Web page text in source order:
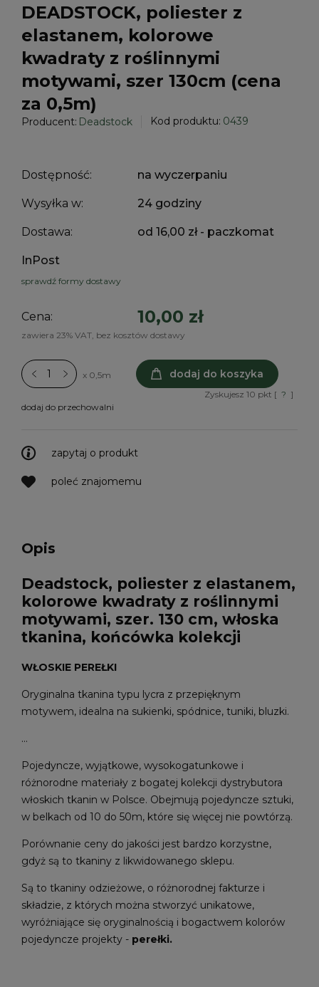
DEADSTOCK, poliester z
elastanem, kolorowe
kwadraty z roślinnymi
motywami, szer 130cm (cena
za 0,5m)
Producent: Deadstock Kod produktu: 0439
Dostępność: na wyczerpaniu
Wysyłka w: 24 godziny
Dostawa: od 16,00 zł - paczkomat
InPost
sprawdź formy dostawy
Cena: 10,00 zł
zawiera 23% VAT, bez kosztów dostawy
x 0,5m dodaj do koszyka
Zyskujesz10 pkt [ ? ]
dodaj do przechowalni
zapytaj o produkt
poleć znajomemu
Opis
Deadstock, poliester z elastanem,
kolorowe kwadraty z roślinnymi
motywami, szer. 130 cm, włoska
tkanina, końcówka kolekcji
WŁOSKIE PEREŁKI
Oryginalna tkanina typu lycra z przepięknym
motywem, idealna na sukienki, spódnice, tuniki, bluzki.
...
Pojedyncze, wyjątkowe, wysokogatunkowe i
różnorodne materiały z bogatej kolekcji dystrybutora
włoskich tkanin w Polsce. Obejmują pojedyncze sztuki,
w belkach od 10 do 50m, które się więcej nie powtórzą.
Porównanie ceny do jakości jest bardzo korzystne,
gdyż są to tkaniny z likwidowanego sklepu.
Są to tkaniny odzieżowe, o różnorodnej fakturze i
składzie, z których można stworzyć unikatowe,
wyróżniające się oryginalnością i bogactwem kolorów
pojedyncze projekty - perełki.